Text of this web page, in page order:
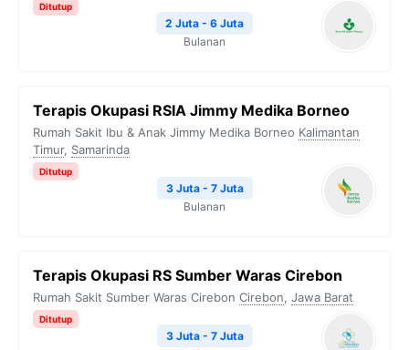
Ditutup
2 Juta - 6 Juta
Bulanan
Terapis Okupasi RSIA Jimmy Medika Borneo
Rumah Sakit Ibu & Anak Jimmy Medika Borneo Kalimantan
Timur, Samarinda
Ditutup
3 Juta - 7 Juta
Bulanan
Terapis Okupasi RS Sumber Waras Cirebon
Rumah Sakit Sumber Waras Cirebon Cirebon, Jawa Barat
Ditutup
3 Juta - 7 Juta